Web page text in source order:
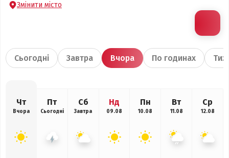
Змінити місто
Сьогодні Завтра Вчора По годинах
Чт
Вчора
Пт
Сьогодні
Сб
Завтра
Нд
09.08
Пн
10.08
Вт
11.08
Ср
12.08